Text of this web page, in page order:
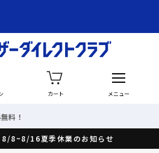
カート メニュー
8~8/16夏季休業のお知らせ